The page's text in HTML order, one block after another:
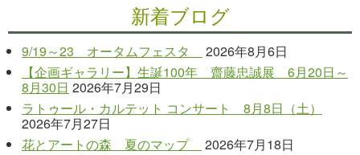
新着ブログ
9/19～23 オータムフェスタ
2026年8月6日
【企画ギャラリー】生誕100年 齋藤忠誠展 6月20日～
8月30日 2026年7月29日
ラトゥール・カルテット コンサート 8月8日（土）
2026年7月27日
花とアートの森 夏のマップ
2026年7月18日